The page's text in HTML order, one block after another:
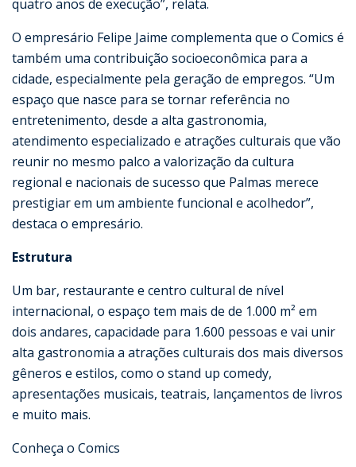
quatro anos de execução”, relata.
O empresário Felipe Jaime complementa que o Comics é
também uma contribuição socioeconômica para a
cidade, especialmente pela geração de empregos. “Um
espaço que nasce para se tornar referência no
entretenimento, desde a alta gastronomia,
atendimento especializado e atrações culturais que vão
reunir no mesmo palco a valorização da cultura
regional e nacionais de sucesso que Palmas merece
prestigiar em um ambiente funcional e acolhedor”,
destaca o empresário.
Estrutura
Um bar, restaurante e centro cultural de nível
internacional, o espaço tem mais de de 1.000 m² em
dois andares, capacidade para 1.600 pessoas e vai unir
alta gastronomia a atrações culturais dos mais diversos
gêneros e estilos, como o stand up comedy,
apresentações musicais, teatrais, lançamentos de livros
e muito mais.
Conheça o Comics